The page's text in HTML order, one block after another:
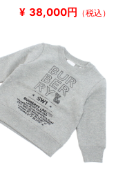
¥ 38,000円 （税込）